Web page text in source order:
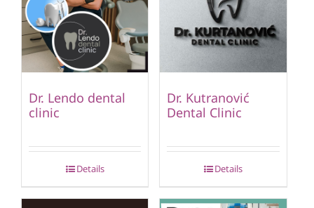
Dr. Lendo dental
clinic
Details
Dr. Kutranović
Dental Clinic
Details